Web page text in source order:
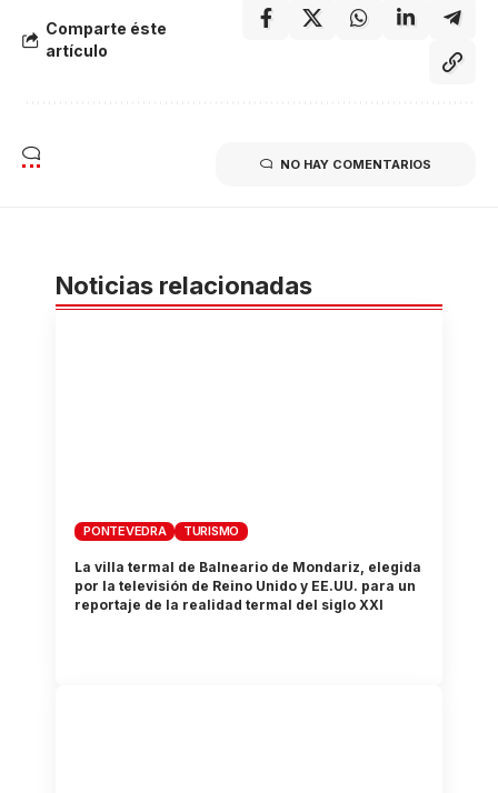
Comparte éste
artículo
NO HAY COMENTARIOS
Noticias relacionadas
PONTEVEDRA TURISMO
La villa termal de Balneario de Mondariz, elegida
por la televisión de Reino Unido y EE.UU. para un
reportaje de la realidad termal del siglo XXI